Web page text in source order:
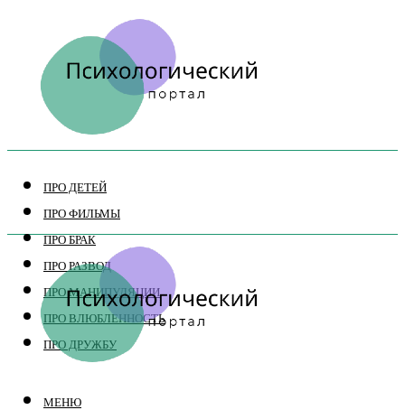
ПРО ДЕТЕЙ
ПРО ФИЛЬМЫ
ПРО БРАК
ПРО РАЗВОД
ПРО МАНИПУЛЯЦИИ
ПРО ВЛЮБЛЕННОСТЬ
ПРО ДРУЖБУ
МЕНЮ